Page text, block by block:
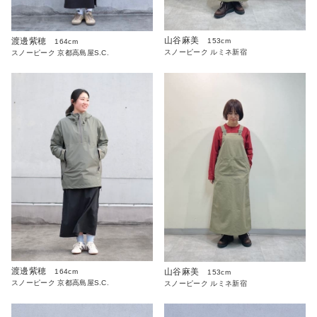
渡邊紫穂
164cm
スノーピーク 京都高島屋S.C.
山谷麻美
153cm
スノーピーク ルミネ新宿
渡邊紫穂
164cm
スノーピーク 京都高島屋S.C.
山谷麻美
153cm
スノーピーク ルミネ新宿